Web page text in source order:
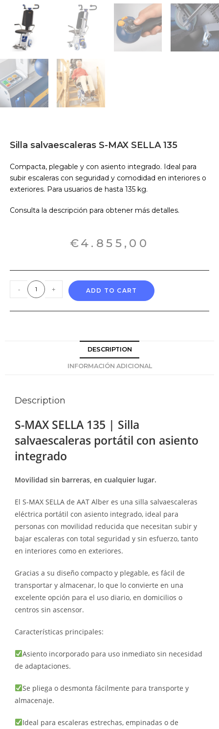
Silla salvaescaleras S-MAX SELLA 135
Compacta, plegable y con asiento integrado. Ideal para
subir escaleras con seguridad y comodidad en interiores o
exteriores. Para usuarios de hasta 135 kg.
Consulta la descripción para obtener más detalles.
€4.855,00
- + ADD TO CART
DESCRIPTION
INFORMACIÓN ADICIONAL
Description
S-MAX SELLA 135 | Silla
salvaescaleras portátil con asiento
integrado
Movilidad sin barreras, en cualquier lugar.
El S-MAX SELLA de AAT Alber es una silla salvaescaleras
eléctrica portátil con asiento integrado, ideal para
personas con movilidad reducida que necesitan subir y
bajar escaleras con total seguridad y sin esfuerzo, tanto
en interiores como en exteriores.
Gracias a su diseño compacto y plegable, es fácil de
transportar y almacenar, lo que lo convierte en una
excelente opción para el uso diario, en domicilios o
centros sin ascensor.
Características principales:
Asiento incorporado para uso inmediato sin necesidad
de adaptaciones.
Se pliega o desmonta fácilmente para transporte y
almacenaje.
Ideal para escaleras estrechas, empinadas o de